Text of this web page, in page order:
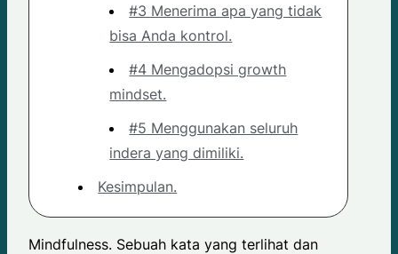
#3 Menerima apa yang tidak
bisa Anda kontrol.
#4 Mengadopsi growth
mindset.
#5 Menggunakan seluruh
indera yang dimiliki.
Kesimpulan.
Mindfulness. Sebuah kata yang terlihat dan